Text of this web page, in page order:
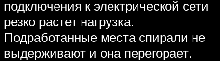
подключения к электрической сети
резко растет нагрузка.
Подработанные места спирали не
выдерживают и она перегорает.